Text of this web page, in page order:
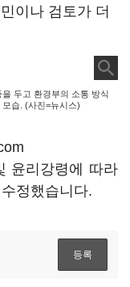
이나 검토가 더
두고 환경부의 소통 방식
습. (사진=뉴시스)
윤리강령에 따라
정했습니다.